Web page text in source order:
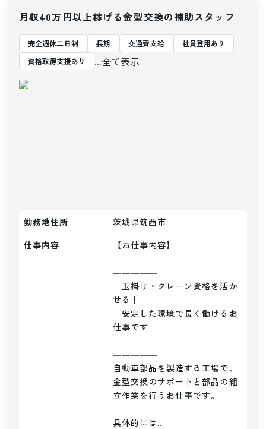
月収40万円以上稼げる金型交換の補助スタッフ
完全週休二日制 長期 交通費支給
社員登用あり
資格取得支援あり
...全て表示
勤務地住所
茨城県筑西市
仕事内容
【お仕事内容】
――――――――――――――
―――――
玉掛け・クレーン資格を活か
せる！
安定した環境で長く働けるお
仕事です
――――――――――――――
―――――
自動車部品を製造する工場で、
金型交換のサポートと部品の組
立作業を行うお仕事です。
具体的には…